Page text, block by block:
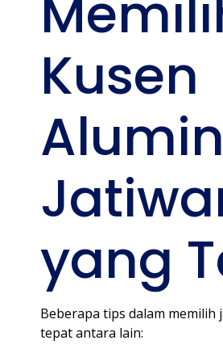
Kusen
yang
Beberapa tips dalam memilih
tepat antara lain: